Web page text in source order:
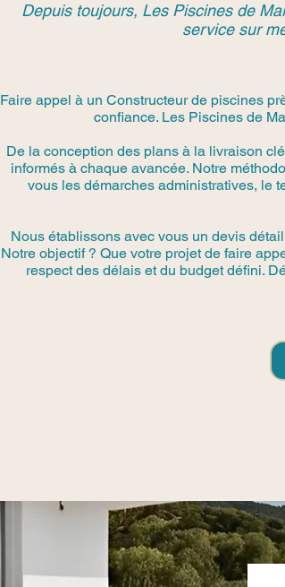
Depuis toujours, Les Piscines de
service sur
Faire appel à un Constructeur de piscines
confiance. Les Piscines de
De la conception des plans à la livraison
informés à chaque avancée. Notre
vous les démarches administratives, le
Nous établissons avec vous un devis
Notre objectif ? Que votre projet de faire
respect des délais et du budget défini.